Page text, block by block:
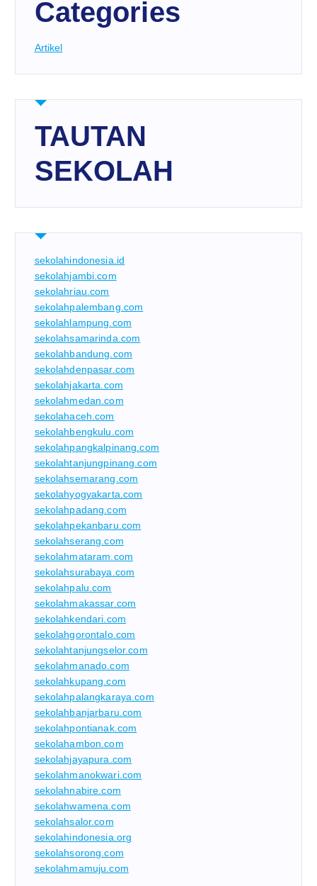
Categories
Artikel
TAUTAN
SEKOLAH
sekolahindonesia.id
sekolahjambi.com
sekolahriau.com
sekolahpalembang.com
sekolahlampung.com
sekolahsamarinda.com
sekolahbandung.com
sekolahdenpasar.com
sekolahjakarta.com
sekolahmedan.com
sekolahaceh.com
sekolahbengkulu.com
sekolahpangkalpinang.com
sekolahtanjungpinang.com
sekolahsemarang.com
sekolahyogyakarta.com
sekolahpadang.com
sekolahpekanbaru.com
sekolahserang.com
sekolahmataram.com
sekolahsurabaya.com
sekolahpalu.com
sekolahmakassar.com
sekolahkendari.com
sekolahgorontalo.com
sekolahtanjungselor.com
sekolahmanado.com
sekolahkupang.com
sekolahpalangkaraya.com
sekolahbanjarbaru.com
sekolahpontianak.com
sekolahambon.com
sekolahjayapura.com
sekolahmanokwari.com
sekolahnabire.com
sekolahwamena.com
sekolahsalor.com
sekolahindonesia.org
sekolahsorong.com
sekolahmamuju.com